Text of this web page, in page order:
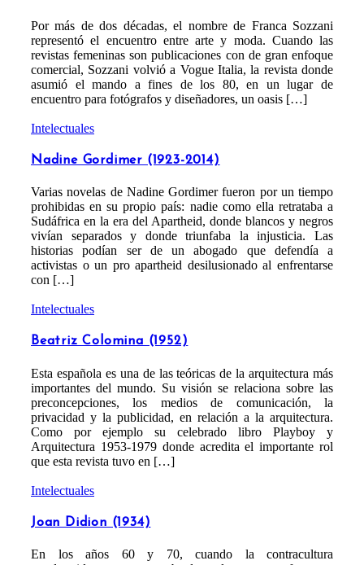
Por más de dos décadas, el nombre de Franca Sozzani
representó el encuentro entre arte y moda. Cuando las
revistas femeninas son publicaciones con de gran enfoque
comercial, Sozzani volvió a Vogue Italia, la revista donde
asumió el mando a fines de los 80, en un lugar de
encuentro para fotógrafos y diseñadores, un oasis […]
Intelectuales
Nadine Gordimer (1923-2014)
Varias novelas de Nadine Gordimer fueron por un tiempo
prohibidas en su propio país: nadie como ella retrataba a
Sudáfrica en la era del Apartheid, donde blancos y negros
vivían separados y donde triunfaba la injusticia. Las
historias podían ser de un abogado que defendía a
activistas o un pro apartheid desilusionado al enfrentarse
con […]
Intelectuales
Beatriz Colomina (1952)
Esta española es una de las teóricas de la arquitectura más
importantes del mundo. Su visión se relaciona sobre las
preconcepciones, los medios de comunicación, la
privacidad y la publicidad, en relación a la arquitectura.
Como por ejemplo su celebrado libro Playboy y
Arquitectura 1953-1979 donde acredita el importante rol
que esta revista tuvo en […]
Intelectuales
Joan Didion (1934)
En los años 60 y 70, cuando la contracultura